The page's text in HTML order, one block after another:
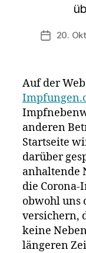
20.
Auf der
anderen
Startseite
darüber
anhaltende
die Corona-
obwohl uns
versichern,
keine
längeren